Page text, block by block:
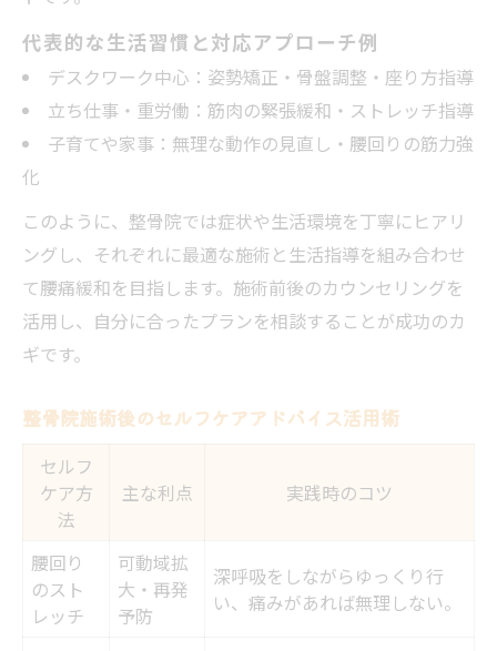
代表的な生活習慣と対応アプローチ例
デスクワーク中心：姿勢矯正・骨盤調整・座り方指導
立ち仕事・重労働：筋肉の緊張緩和・ストレッチ指導
子育てや家事：無理な動作の見直し・腰回りの筋力強
化
このように、整骨院では症状や生活環境を丁寧にヒアリ
ングし、それぞれに最適な施術と生活指導を組み合わせ
て腰痛緩和を目指します。施術前後のカウンセリングを
活用し、自分に合ったプランを相談することが成功のカ
ギです。
整骨院施術後のセルフケアアドバイス活用術
セルフ
ケア方
法
主な利点 実践時のコツ
腰回り
のスト
レッチ
可動域拡
大・再発
予防
深呼吸をしながらゆっくり行
い、痛みがあれば無理しない。